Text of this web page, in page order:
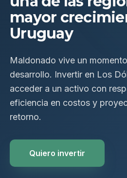
mayor
Uruguay
Maldonado vive un
desarrollo. Invertir en Los
acceder a un activo con
eficiencia en costos y
retorno.
Quiero invertir